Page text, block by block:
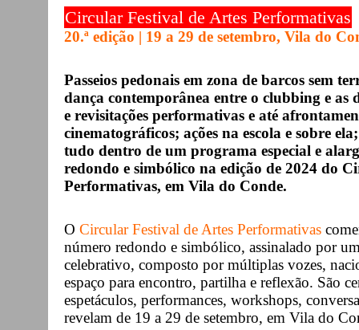
Circular Festival de Artes Performativas
20.ª edição | 19 a 29 de setembro, Vila do
Passeios pedonais em zona de barcos sem
dança contemporânea entre o clubbing e as
e revisitações performativas e até
cinematográficos; ações na escola e sobre
tudo dentro de um programa especial e
redondo e simbólico na edição de 2024 do
Performativas, em Vila do Conde.
O Circular Festival de Artes Performativas
número redondo e simbólico, assinalado por
celebrativo, composto por múltiplas vozes,
espaço para encontro, partilha e reflexão. São
espetáculos, performances, workshops,
revelam de 19 a 29 de setembro, em Vila do